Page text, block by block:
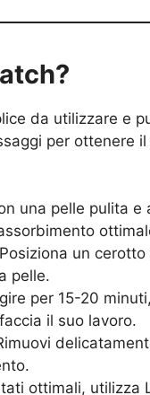
da utilizzare e
per ottenere
una pelle pulita
un
pelle.
per 15-20
il suo lavoro.
ottimali, utilizza